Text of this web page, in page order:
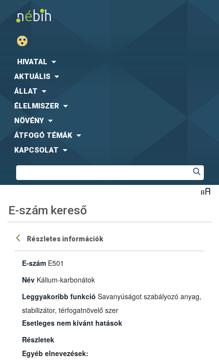
HIVATAL
AKTUÁLIS
ÁLLAT
ÉLELMISZER
NÖVÉNY
ÁTFOGÓ TÉMÁK
KAPCSOLAT
E-szám kereső
Részletes információk
E-szám E501
Név Kálium-karbonátok
Leggyakoribb funkció
stabilizátor, térfogatnövelő szer
Esetleges nem kívánt hatások
Részletek
Egyéb elnevezések: